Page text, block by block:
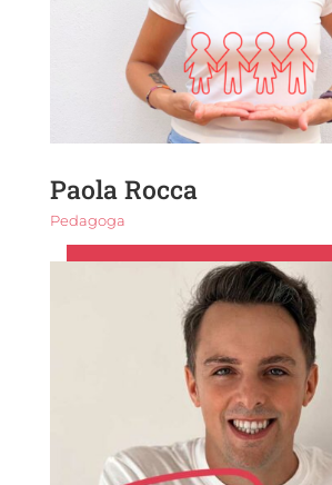
Paola Rocca
Pedagoga